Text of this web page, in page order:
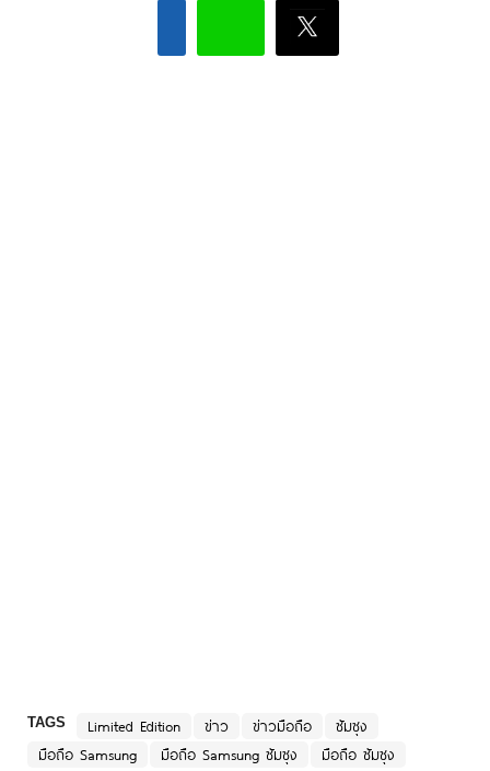
TAGS Limited Edition ข่าว ข่าวมือถือ
ซัมซุง
มือถือ Samsung
มือถือ Samsung ซัมซุง มือถือ ซัมซุง